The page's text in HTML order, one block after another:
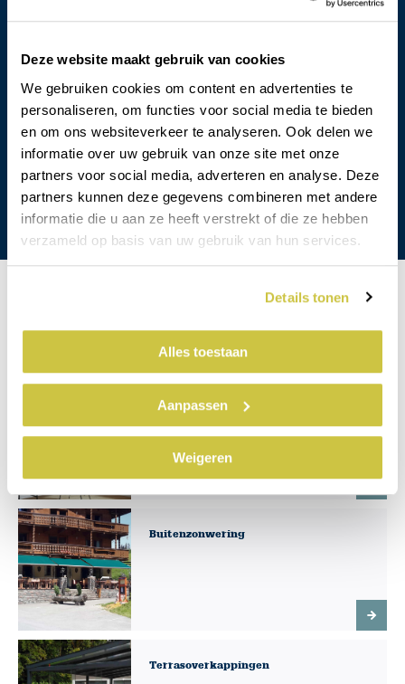
Deze website maakt gebruik van cookies
We gebruiken cookies om content en advertenties te
personaliseren, om functies voor social media te bieden
en om ons websiteverkeer te analyseren. Ook delen we
informatie over uw gebruik van onze site met onze
partners voor social media, adverteren en analyse. Deze
partners kunnen deze gegevens combineren met andere
informatie die u aan ze heeft verstrekt of die ze hebben
verzameld op basis van uw gebruik van hun services.
Details tonen
Alles toestaan
Aanpassen
Weigeren
Dakramen
Buitenzonwering
Terrasoverkappingen